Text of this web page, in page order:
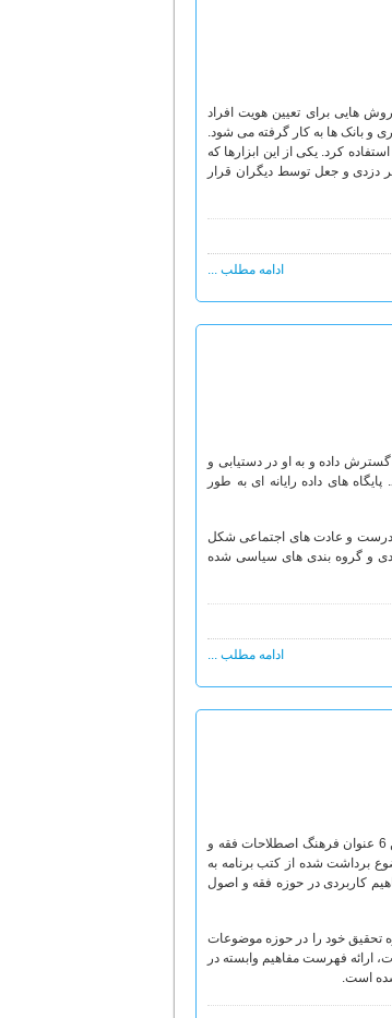
هایی برای تعیین هویت افراد
و بانک ها به کار گرفته می شود.
کرد. یکی از این ابزارها که
دزدی و جعل توسط دیگران قرار
ادامه مطلب ...
داده و به او در دستیابی و
های داده رایانه ای به طور
نادرست و عادت های اجتماعی شکل
و گروه بندی های سیاسی شده
ادامه مطلب ...
در این نرم افزار، متن کامل 6 عنوان کتاب در زمینه فقه و اصول از دروس حوزه علمیه در 33 جلد به همراه متن 6 عنوان فرهنگ اصطلاحات فقه و
دستیابی است. ارائه بیش از 22173 کلیدواژه، 84709 نمایه ترکیبی، به همراه 68382 موضوع برداشت شده از کتب برنامه به
امکان می دهد که به مفاهیم کاربردی در حوزه فقه و اصول
تحقیق خود را در حوزه موضوعات
ارائه فهرست مفاهیم وابسته در
شده است.